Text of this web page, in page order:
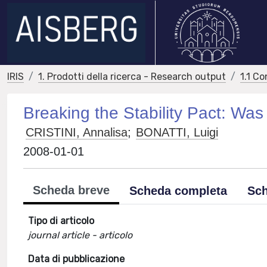
IRIS 1. Prodotti della ricerca - Research output 1.1
Breaking the Stability Pact:
CRISTINI, Annalisa; BONATTI, Luigi
2008-01-01
Scheda breve Scheda completa
Tipo di articolo
journal article - articolo
Data di pubblicazione